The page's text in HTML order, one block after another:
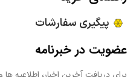
پیگیری سفارشات
عضویت در خبرنامه